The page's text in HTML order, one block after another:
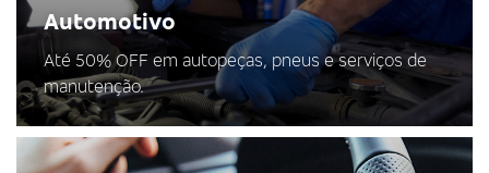
Automotivo
Até 50% OFF em autopeças, pneus e serviços de
manutenção.